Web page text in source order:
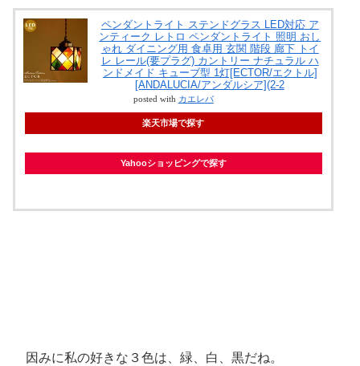
ペンダントライト ステンドグラス LED対応 ア
ンティーク レトロ ペンダントライト 照明 おし
ゃれ ダイニング用 食卓用 玄関 階段 廊下 トイ
レ レール(要プラグ) カントリー ナチュラル ハ
ンドメイド キューブ型 1灯[ECTOR/エクトル]
[ANDALUCIA/アンダルシア](2-2
posted with カエレバ
楽天市場で探す
Yahooショッピングで探す
因みに私の好きな３色は、緑、白、黒だね。